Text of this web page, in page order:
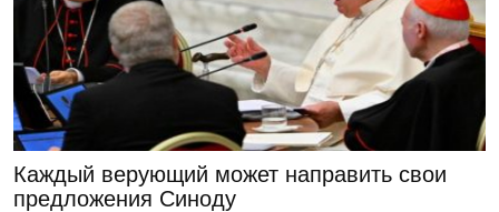
Каждый верующий может направить свои
предложения Синоду